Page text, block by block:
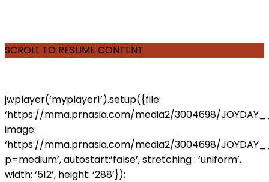
SCROLL TO RESUME CONTENT
jwplayer(‘myplayer1’).setup({file:
‘https://mma.prnasia.com/media2/3004698/
image:
‘https://mma.prnasia.com/media2/3004698/
p=medium’, autostart:’false’, stretching : ‘uniform’,
width: ‘512’, height: ‘288’});